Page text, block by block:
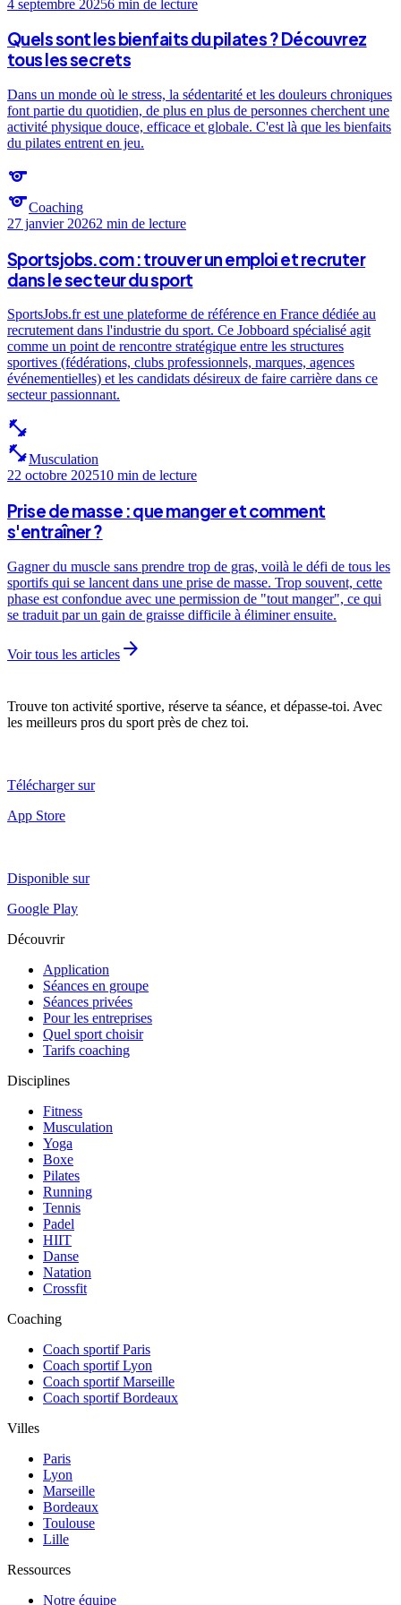
4 septembre 20256 min de lecture
Quels sont les bienfaits du pilates ? Découvrez
tous les secrets
Dans un monde où le stress, la sédentarité et les douleurs chroniques
font partie du quotidien, de plus en plus de personnes cherchent une
activité physique douce, efficace et globale. C'est là que les bienfaits
du pilates entrent en jeu.
sports
sportsCoaching
27 janvier 20262 min de lecture
Sportsjobs.com : trouver un emploi et recruter
dans le secteur du sport
SportsJobs.fr est une plateforme de référence en France dédiée au
recrutement dans l'industrie du sport. Ce Jobboard spécialisé agit
comme un point de rencontre stratégique entre les structures
sportives (fédérations, clubs professionnels, marques, agences
événementielles) et les candidats désireux de faire carrière dans ce
secteur passionnant.
fitness_center
fitness_centerMusculation
22 octobre 202510 min de lecture
Prise de masse : que manger et comment
s'entraîner ?
Gagner du muscle sans prendre trop de gras, voilà le défi de tous les
sportifs qui se lancent dans une prise de masse. Trop souvent, cette
phase est confondue avec une permission de "tout manger", ce qui
se traduit par un gain de graisse difficile à éliminer ensuite.
Voir tous les articles arrow_forward
Trouve ton activité sportive, réserve ta séance, et dépasse-toi. Avec
les meilleurs pros du sport près de chez toi.
Télécharger sur
App Store
Disponible sur
Google Play
Découvrir
Application
Séances en groupe
Séances privées
Pour les entreprises
Quel sport choisir
Tarifs coaching
Disciplines
Fitness
Musculation
Yoga
Boxe
Pilates
Running
Tennis
Padel
HIIT
Danse
Natation
Crossfit
Coaching
Coach sportif Paris
Coach sportif Lyon
Coach sportif Marseille
Coach sportif Bordeaux
Villes
Paris
Lyon
Marseille
Bordeaux
Toulouse
Lille
Ressources
Notre équipe